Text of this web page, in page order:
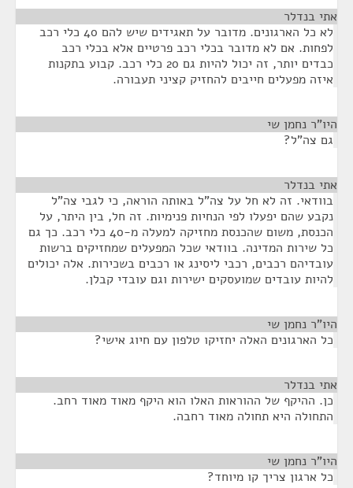
אתי בנדלר
לא כל הארגונים. מדובר על תאגידים שיש להם 40 כלי רכב
לפחות. אם לא מדובר בכלי רכב פרטיים אלא בכלי רכב
כבדים יותר, זה יכול להיות גם 20 כלי רכב. קבוע בתקנות
איזה מפעלים חייבים להחזיק קציני תעבורה.
היו"ר נחמן שי
גם צה"ל?
אתי בנדלר
בוודאי. זה לא חל על צה"ל באותה הוראה, כי לגבי צה"ל
נקבע שהם יפעלו לפי הנחיות פנימיות. זה חל, בין היתר, על
הכנסת, משום שהכנסת מחזיקה למעלה מ-40 כלי רכב. כך גם
כל שירות המדינה. בוודאי שכל המפעלים שמחזיקים ברשות
עובדיהם רכבים, רכבי ליסינג או רכבים בשכירות. אלה יכולים
להיות עובדים שמועסקים ישירות וגם עובדי קבלן.
היו"ר נחמן שי
כל הארגונים האלה יחזיקו טלפון עם חיוג אישי?
אתי בנדלר
כן. ההיקף של ההוראות האלו הוא היקף מאוד מאוד רחב.
התחולה היא תחולה מאוד רחבה.
היו"ר נחמן שי
כל ארגון צריך קו מיוחד?